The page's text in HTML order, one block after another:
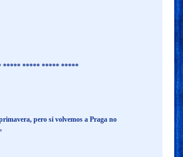
***** ***** ***** *****
pero si volvemos a Praga no